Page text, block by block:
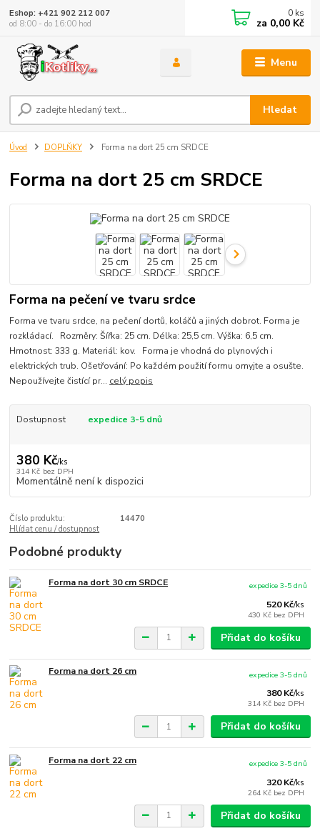
Menu
Hledat
Eshop: +421 902 212 007
od 8:00 - do 16:00 hod
0 ks
za 0,00 Kč
Úvod DOPLŇKY Forma na dort 25 cm SRDCE
Forma na dort 25 cm SRDCE
Forma na pečení ve tvaru srdce
Forma ve tvaru srdce, na pečení dortů, koláčů a jiných dobrot. Forma je
rozkládací. Rozměry: Šířka: 25 cm. Délka: 25,5 cm. Výška: 6,5 cm.
Hmotnost: 333 g. Materiál: kov. Forma je vhodná do plynových i
elektrických trub. Ošetřování: Po každém použití formu omyjte a osušte.
Nepoužívejte čistící pr... celý popis
Dostupnost expedice 3-5 dnů
380 Kč/ks
314 Kč bez DPH
Momentálně není k dispozici
Číslo produktu:
14470
Hlídat cenu / dostupnost
Podobné produkty
Forma na dort 30 cm SRDCE
520 Kč/ks
430 Kč bez DPH
expedice 3-5 dnů
Přidat do košíku
Forma na dort 26 cm
380 Kč/ks
314 Kč bez DPH
expedice 3-5 dnů
Přidat do košíku
Forma na dort 22 cm
320 Kč/ks
264 Kč bez DPH
expedice 3-5 dnů
Přidat do košíku